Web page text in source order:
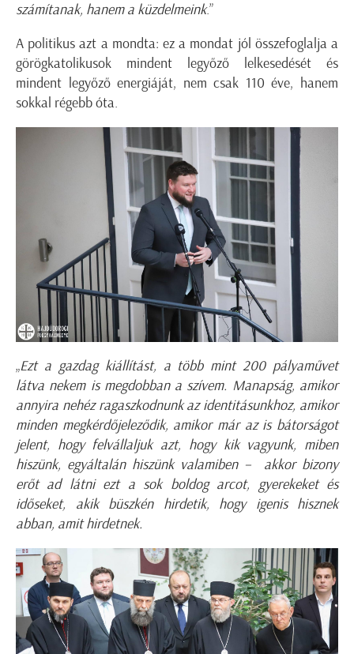
számítanak, hanem a küzdelmeink.”
A politikus azt a mondta: ez a mondat jól összefoglalja a
görögkatolikusok mindent legyőző lelkesedését és
mindent legyőző energiáját, nem csak 110 éve, hanem
sokkal régebb óta.
„Ezt a gazdag kiállítást, a több mint 200 pályaművet
látva nekem is megdobban a szívem. Manapság, amikor
annyira nehéz ragaszkodnunk az identitásunkhoz, amikor
minden megkérdőjeleződik, amikor már az is bátorságot
jelent, hogy felvállaljuk azt, hogy kik vagyunk, miben
hiszünk, egyáltalán hiszünk valamiben – akkor bizony
erőt ad látni ezt a sok boldog arcot, gyerekeket és
időseket, akik büszkén hirdetik, hogy igenis hisznek
abban, amit hirdetnek.